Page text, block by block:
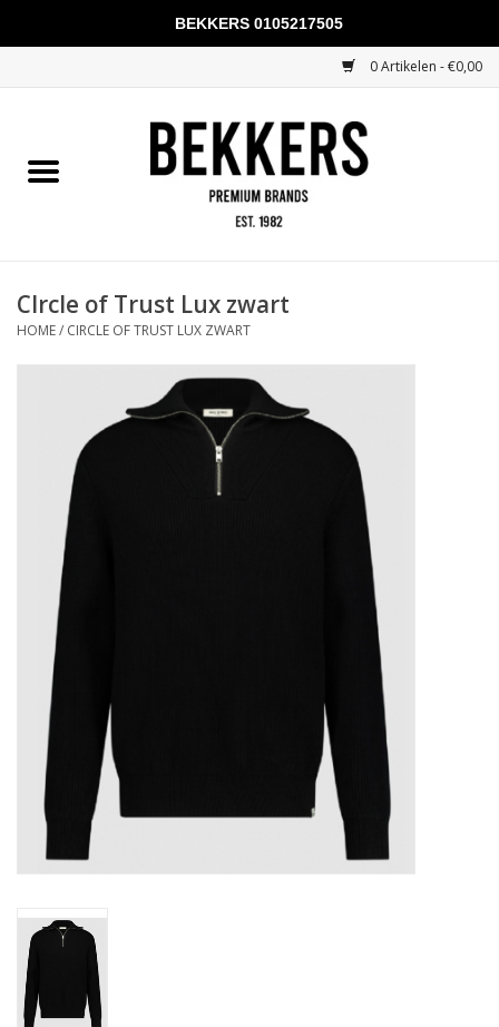
0 Artikelen - €0,00
Mannen
KADOBONNEN
CIrcle of Trust Lux zwart
HOME/ CIRCLE OF TRUST LUX ZWART
BEKKERS 0105217505